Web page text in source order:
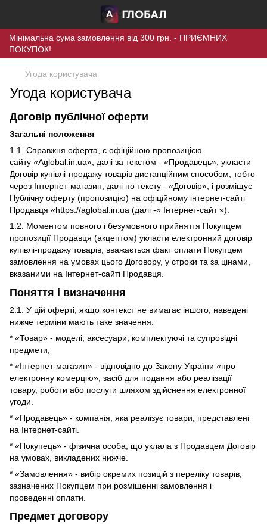
Мінімальна сума замовлення від 300 грн. - ПРИЄМНИХ
ПОКУПОК!
Угода користувача
Угода користувача
Договір публічної оферти
Загальні положення
1.1. Справжня оферта, є офіційною пропозицією
сайту «Aglobal.in.ua», далі за текстом - «Продавець», укласти
Договір купівлі-продажу товарів дистанційним способом, тобто
через Інтернет-магазин, далі по тексту - «Договір», і розміщує
Публічну оферту (пропозицію) на офіційному інтернет-сайті
Продавця «https://aglobal.in.ua (далі -« Інтернет-сайт »).
1.2. Моментом повного і безумовного прийняття Покупцем
пропозиції Продавця (акцептом) укласти електронний договір
купівлі-продажу товарів, вважається факт оплати Покупцем
замовлення на умовах цього Договору, у строки та за цінами,
вказаними на Інтернет-сайті Продавця.
Поняття і визначення
2.1. У цій оферті, якщо контекст не вимагає іншого, наведені
нижче терміни мають таке значення:
* «Товар» - моделі, аксесуари, комплектуючі та супровідні
предмети;
* «Інтернет-магазин» - відповідно до Закону України «про
електронну комерцію», засіб для подання або реалізації
товару, роботи або послуги шляхом здійснення електронної
угоди.
* «Продавець» - компанія, яка реалізує товари, представлені
на Інтернет-сайті.
* «Покупець» - фізична особа, що уклала з Продавцем Договір
на умовах, викладених нижче.
* «Замовлення» - вибір окремих позицій з переліку товарів,
зазначених Покупцем при розміщенні замовлення і
проведенні оплати.
Предмет договору